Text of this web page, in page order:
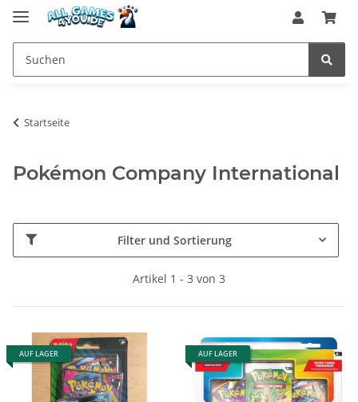
Startseite
Pokémon Company International
Filter und Sortierung
Artikel 1 - 3 von 3
AUF LAGER AUF LAGER